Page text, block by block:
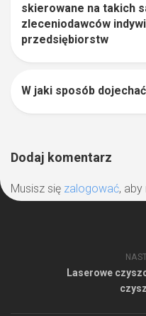
skierowane na takich
zleceniodawców
przedsiębiorstw
W jaki sposób
Dodaj komentarz
Musisz się zalogować,
Laserowe